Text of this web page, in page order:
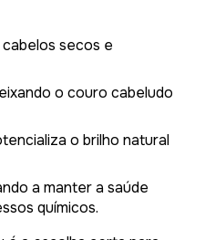
secos e
o couro cabeludo
o brilho natural
a manter a saúde
químicos.